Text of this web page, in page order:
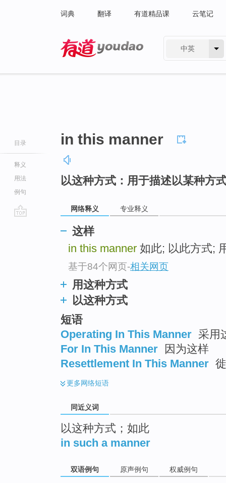
词典 翻译 有道精品课 云笔记
中英
目录
释义
用法
例句
in this manner
以这种方式：用于描述以某种方
网络释义 专业释义
这样
in this manner 如此; 以此方式;
基于84个网页-相关网页
用这种方式
以这种方式
短语
Operating In This Manner 采用
For In This Manner
因为这样
Resettlement In This Manner
更多网络短语
同近义词
以这种方式；如此
in such a manner
双语例句 原声例句 权威例句